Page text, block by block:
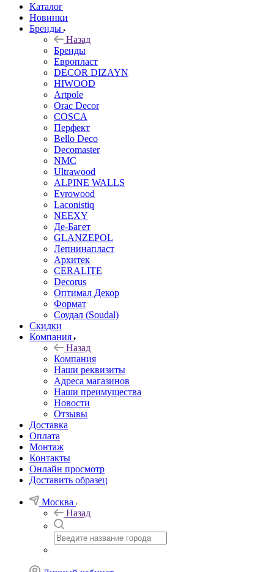
Каталог
Новинки
Бренды
Назад
Бренды
Европласт
DECOR DIZAYN
HIWOOD
Artpole
Orac Decor
COSCA
Перфект
Bello Deco
Decomaster
NMС
Ultrawood
ALPINE WALLS
Evrowood
Laconistiq
NEEXY
Де-Багет
GLANZEPOL
Лепнинапласт
Архитек
CERALITE
Decorus
Оптимал Декор
Формат
Соудал (Soudal)
Скидки
Компания
Назад
Компания
Наши реквизиты
Адреса магазинов
Наши преимущества
Новости
Отзывы
Доставка
Оплата
Монтаж
Контакты
Онлайн просмотр
Доставить образец
Москва
Назад